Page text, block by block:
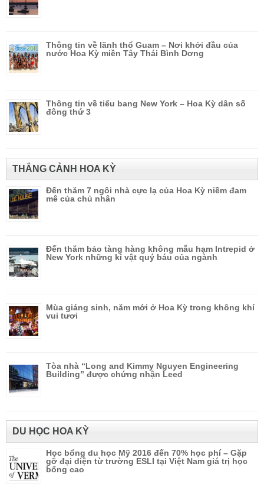
Thông tin về lãnh thổ Guam – Nơi khởi đầu của
nước Hoa Kỳ miền Tây Thái Bình Dơng
Thông tin về tiểu bang New York – Hoa Kỳ dân số
đông thứ 3
THẮNG CẢNH HOA KỲ
Đến thăm 7 ngôi nhà cực lạ của Hoa Kỳ niềm đam
mê của chủ nhân
Đến thăm bảo tàng hàng không mẫu hạm Intrepid ở
New York những kỉ vật quý báu của ngành
Mùa giáng sinh, năm mới ở Hoa Kỳ trong không khí
vui tươi
Tòa nhà “Long and Kimmy Nguyen Engineering
Building” được chứng nhận Leed
DU HỌC HOA KỲ
Học bổng du học Mỹ 2016 đến 70% học phí – Gặp
gỡ đại diện từ trường ESLI tại Việt Nam giá trị học
bổng cao